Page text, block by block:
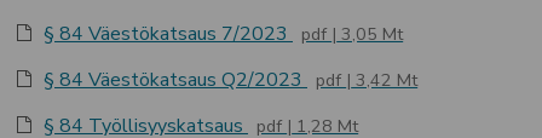
§ 84 Väestökatsaus 7/2023 pdf 3,05 Mt
§ 84 Väestökatsaus Q2/2023 pdf 3,42 Mt
§ 84 Työllisyyskatsaus pdf 1,28 Mt